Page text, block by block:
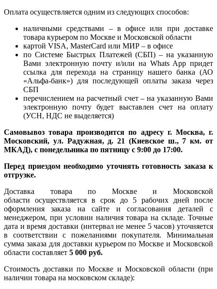
Оплата осуществляется одним из следующих способов:
наличными средствами – в офисе или при доставке
товара курьером по Москве и Московской области
картой VISA, MasterCard или МИР – в офисе
по Системе Быстрых Платежей (СБП) – на указанную
Вами электронную почту и/или на Whats App придет
ссылка для перехода на страницу нашего банка (АО
«Альфа-банк») для последующей оплаты заказа через
СБП
перечислением на расчетный счет – на указанную Вами
электронную почту будет выставлен счет на оплату
(УСН, НДС не выделяется)
Самовывоз товара производится по адресу г. Москва, г.
Московский, ул. Радужная, д. 21 (Киевское ш., 7 км. от
МКАД), с понедельника по пятницу с 9:00 до 17:00.
Перед приездом необходимо уточнять готовность заказа к
отгрузке.
Доставка товара по Москве и Московской
области осуществляется в срок до 5 рабочих дней после
оформления заказа на сайте и согласования деталей с
менеджером, при условии наличия товара на складе. Точные
дата и время доставки (интервал не менее 5 часов) уточняется
в соответствии с пожеланиями покупателя. Минимальная
сумма заказа для доставки курьером по Москве и Московской
области составляет 5 000 руб.
Стоимость доставки по Москве и Московской области (при
наличии товара на московском складе):